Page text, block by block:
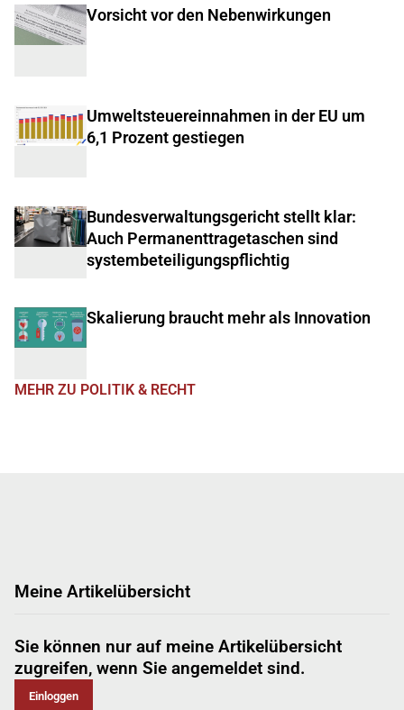
Vorsicht vor den Nebenwirkungen
Umweltsteuereinnahmen in der EU um
6,1 Prozent gestiegen
Bundesverwaltungsgericht stellt klar:
Auch Permanenttragetaschen sind
systembeteiligungspflichtig
Skalierung braucht mehr als Innovation
MEHR ZU POLITIK & RECHT
Meine Artikelübersicht
Sie können nur auf meine Artikelübersicht
zugreifen, wenn Sie angemeldet sind.
Einloggen